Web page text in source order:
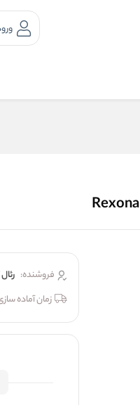
فروشنده: رئال
زمان آماده